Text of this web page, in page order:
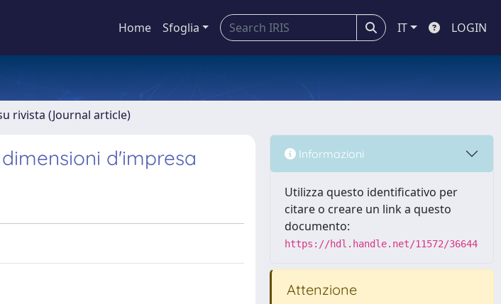
Home Sfoglia IT LOGIN
rivista (Journal article)
d'impresa Informazioni
Utilizza questo identificativo per
citare o creare un link a questo
documento:
https://hdl.handle.net/11572/36644
Attenzione